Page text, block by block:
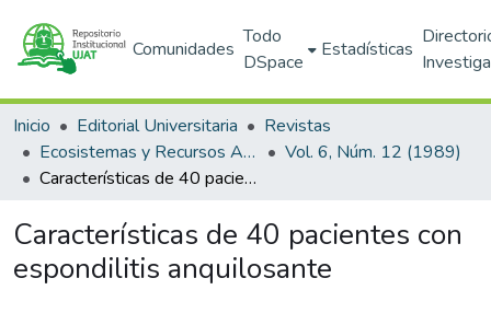
Comunidades
Todo
DSpace
Estadísticas
Inicio Editorial Universitaria
Revistas
Ecosistemas y Recursos Agropecuarios
Vol. 6, Núm. 12 (1989)
Características de 40 pacientes con espondilitis anquilosante
Características de 40 pacientes con
espondilitis anquilosante